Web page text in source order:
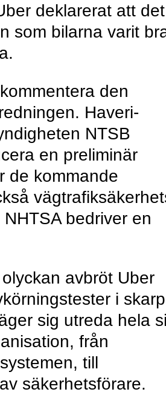
deklarerat att det
som bilarna varit
den
Haveri­
NTSB
en preliminär
de kommande
bedriver en
avbröt Uber
i skarp
sig utreda hela
från
till
säkerhetsförare.